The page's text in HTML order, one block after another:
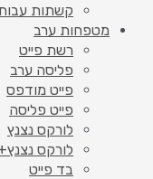
קשתות
מטפחות ערב
רשת פייט
פליסה ערב
פייט מודפס
פייט פליסה
לורקס נצנץ
לורקס
בד פייט